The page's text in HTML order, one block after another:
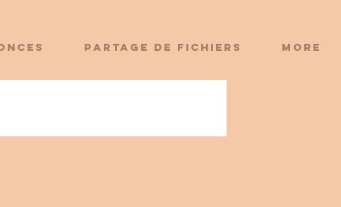
Partage de fichiers More